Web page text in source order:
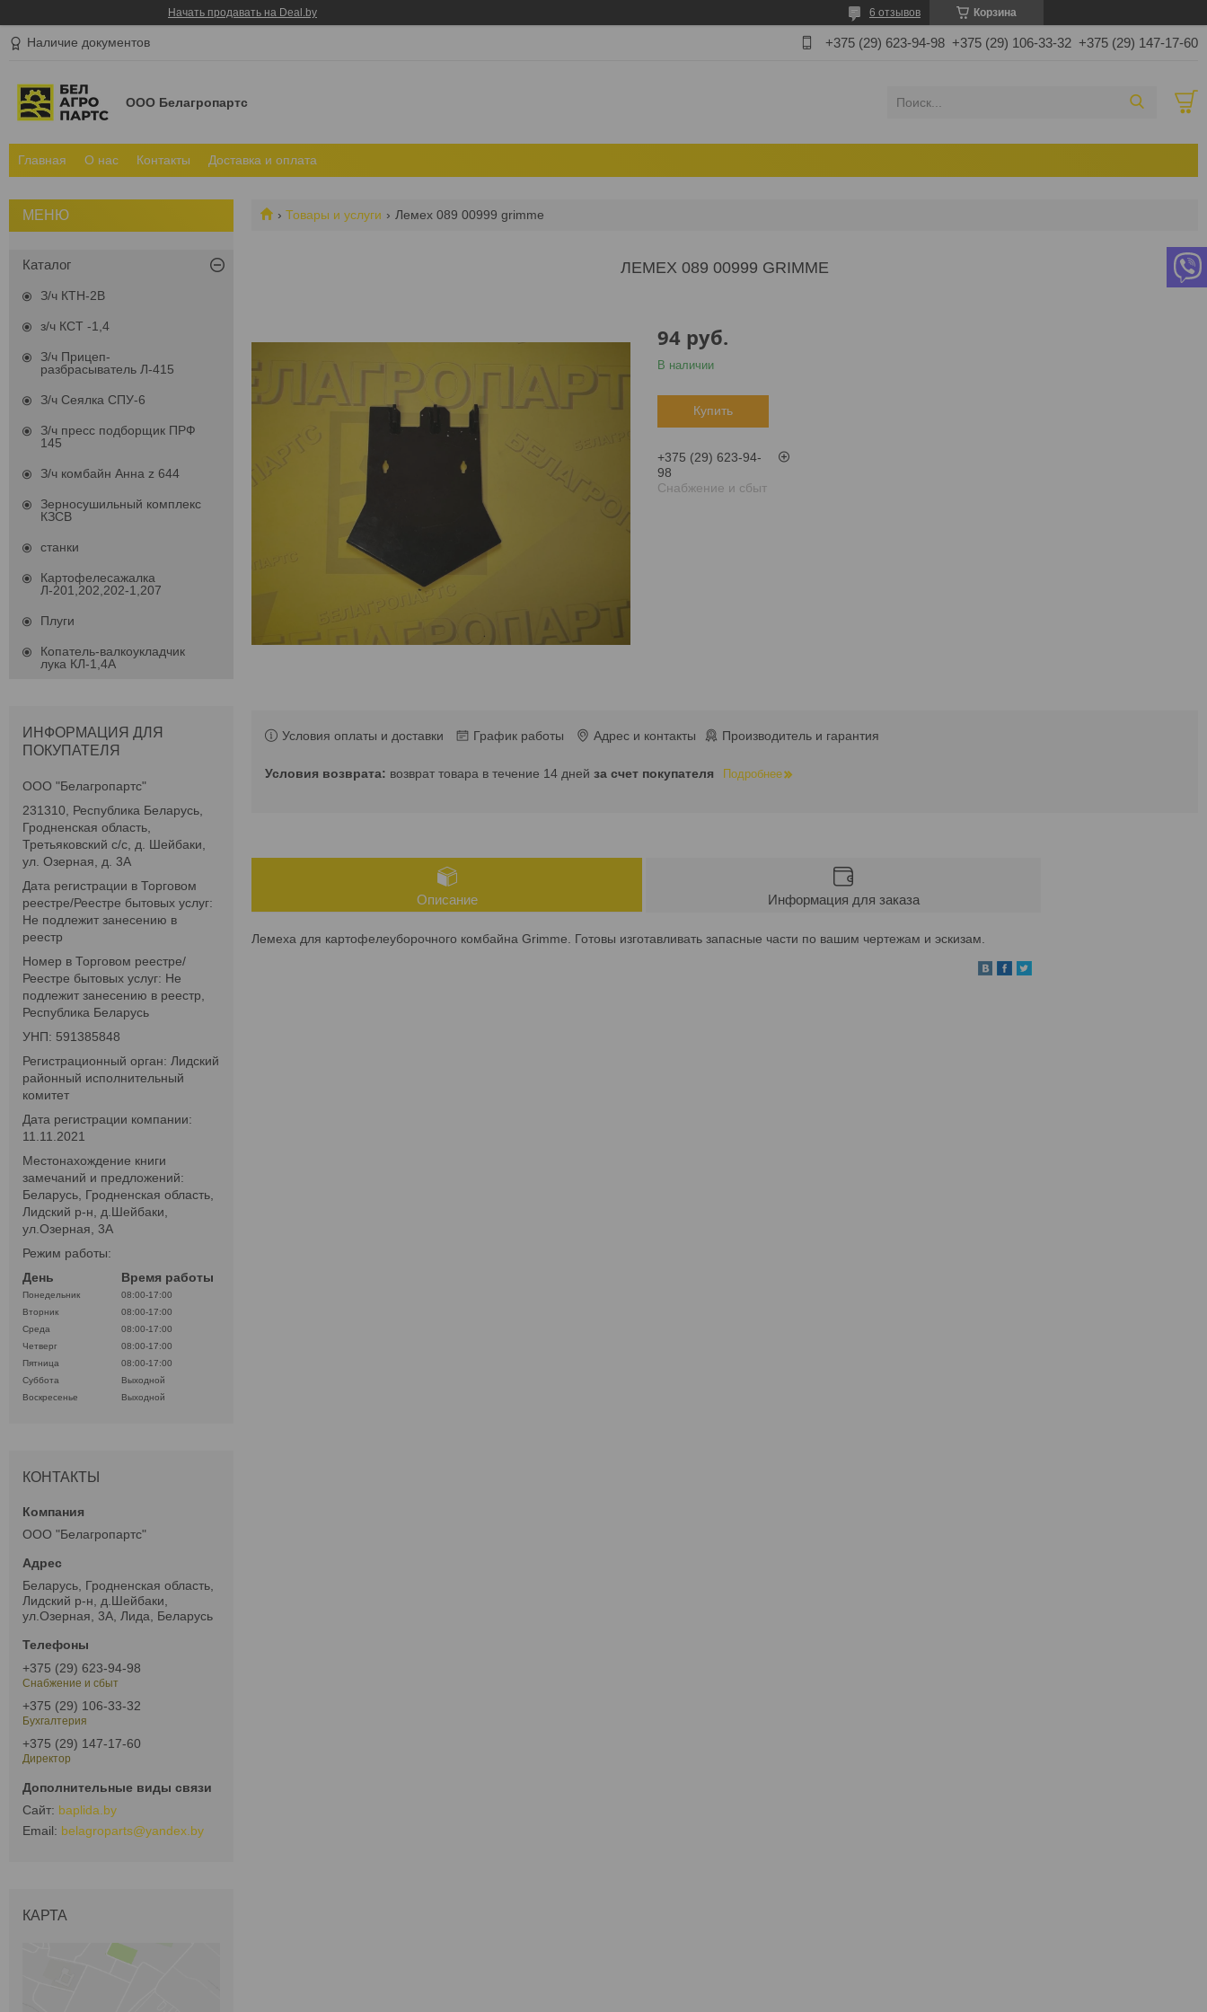
Начать продавать на Deal.by Корзина
6 отзывов
Наличие документов +375 (29) 623-94-98 +375 (29) 106-33-32 +375 (29) 147-17-60
ООО Белагропартс
Главная О нас Контакты Доставка и оплата
Товары и услуги Лемех 089 00999 grimme
ЛЕМЕХ 089 00999 GRIMME
94 руб.
В наличии
Купить
+375 (29) 623-94-
98
Снабжение и сбыт
Условия оплаты и доставки График работы Адрес и контакты Производитель и гарантия
возврат товара в течение 14 дней за счет покупателя Подробнее
Описание Информация для заказа
Лемеха для картофелеуборочного комбайна Grimme. Готовы изготавливать запасные части по вашим чертежам и эскизам.
Каталог
З/ч КТН-2В
з/ч КСТ -1,4
З/ч Прицеп-
разбрасыватель Л-415
З/ч Сеялка СПУ-6
З/ч пресс подборщик ПРФ
145
З/ч комбайн Анна z 644
Зерносушильный комплекс
КЗСВ
станки
Картофелесажалка
Л-201,202,202-1,207
Плуги
Копатель-валкоукладчик
лука КЛ-1,4А
ИНФОРМАЦИЯ ДЛЯ
ПОКУПАТЕЛЯ
ООО "Белагропартс"
231310, Республика Беларусь,
Гродненская область,
Третьяковский с/с, д. Шейбаки,
ул. Озерная, д. 3А
Дата регистрации в Торговом
реестре/Реестре бытовых услуг:
Не подлежит занесению в
реестр
Номер в Торговом реестре/
Реестре бытовых услуг: Не
подлежит занесению в реестр,
Республика Беларусь
УНП: 591385848
Регистрационный орган: Лидский
районный исполнительный
комитет
Дата регистрации компании:
11.11.2021
Местонахождение книги
замечаний и предложений:
Беларусь, Гродненская область,
Лидский р-н, д.Шейбаки,
ул.Озерная, 3А
Режим работы:
День
Время работы
Понедельник
08:00-17:00
Вторник
08:00-17:00
Среда
08:00-17:00
Четверг
08:00-17:00
Пятница
08:00-17:00
Суббота
Выходной
Воскресенье
Выходной
КОНТАКТЫ
ООО "Белагропартс"
Беларусь, Гродненская область,
Лидский р-н, д.Шейбаки,
ул.Озерная, 3А, Лида, Беларусь
+375 (29) 623-94-98
Снабжение и сбыт
+375 (29) 106-33-32
Бухгалтерия
+375 (29) 147-17-60
Директор
baplida.by
belagroparts@yandex.by
КАРТА